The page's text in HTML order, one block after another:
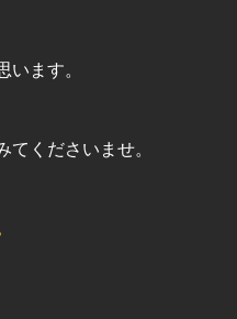
ます。
くださいませ。